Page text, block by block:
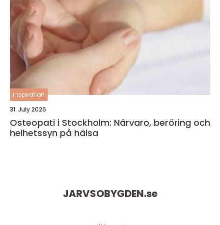
inspiration
31. July 2026
Osteopati i Stockholm: Närvaro, beröring och
helhetssyn på hälsa
JARVSOBYGDEN.se